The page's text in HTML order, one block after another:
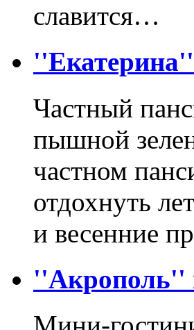
славится…
Частный
пышной
частном
отдохнуть
и весенние
''Акрополь''